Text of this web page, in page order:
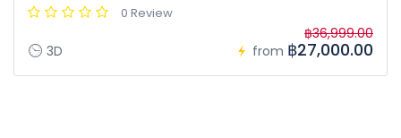
0 Review
3D from
฿36,999.00
฿27,000.00